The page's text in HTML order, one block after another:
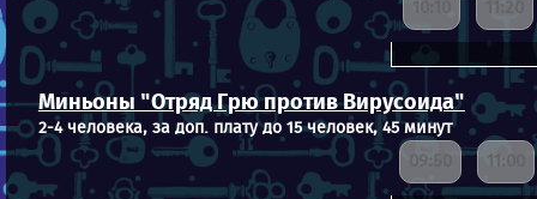
10:10 11:20
Миньоны "Отряд Грю против Вирусоида"
2-4 человека, за доп. плату до 15 человек, 45 минут
09:50 11:00